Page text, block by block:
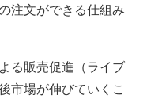
注文ができる仕組み
る販売促進（ライブ
市場が伸びていくこ